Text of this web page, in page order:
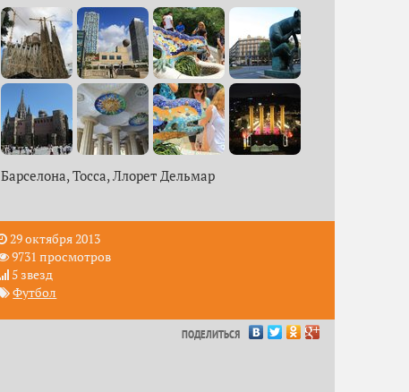
Барселона, Тосса, Ллорет Дельмар
29 октября 2013
9731 просмотров
5 звезд
Футбол
ПОДЕЛИТЬСЯ